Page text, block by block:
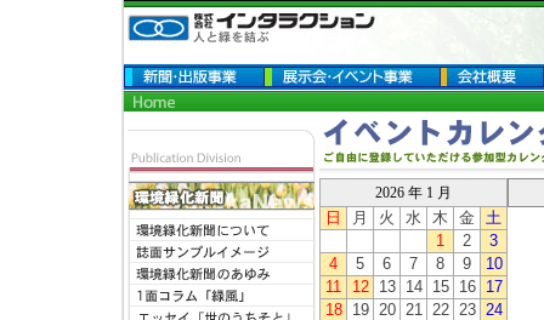
2026 年 1 月
日 月 火 水 木 金
土
1
2
3
4
5 6 7 8 9
10
11
12 13 14 15 16
17
18
19 20 21 22 23 24